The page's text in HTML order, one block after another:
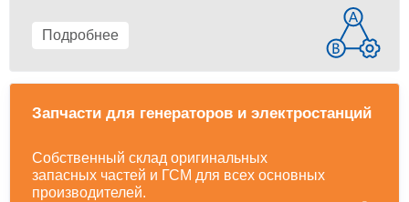
Подробнее
Запчасти для генераторов и электростанций
Собственный склад оригинальных
запасных частей и ГСМ для всех основных
производителей.